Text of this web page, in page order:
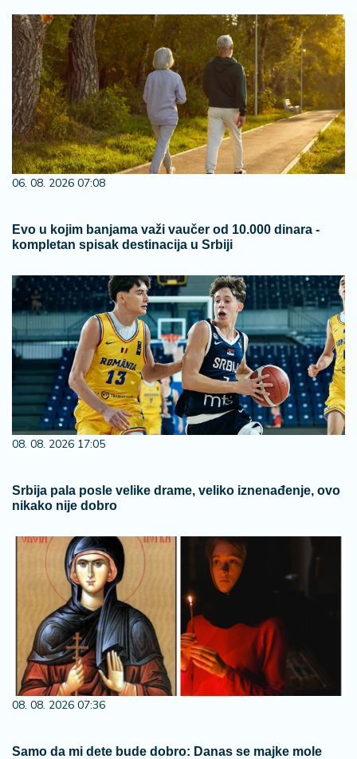
06. 08. 2026 07:08
Evo u kojim banjama važi vaučer od 10.000 dinara -
kompletan spisak destinacija u Srbiji
08. 08. 2026 17:05
Srbija pala posle velike drame, veliko iznenađenje, ovo
nikako nije dobro
08. 08. 2026 07:36
Samo da mi dete bude dobro: Danas se majke mole